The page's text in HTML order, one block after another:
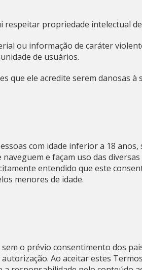
respeitar propriedade intelectual
ou informação de caráter
de usuários.
que ele acredite serem danosas à
com idade inferior a 18 anos,
e façam uso das
entendido que este
menores de idade.
o prévio consentimento dos
Ao aceitar estes